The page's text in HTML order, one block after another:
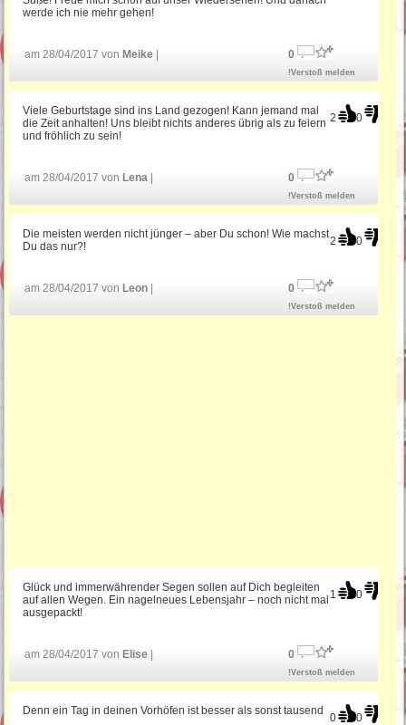
werde ich nie mehr gehen!
am 28/04/2017 von Meike 0
!Verstoß melden
2 0
Viele Geburtstage sind ins Land gezogen! Kann jemand mal
die Zeit anhalten! Uns bleibt nichts anderes übrig als zu feiern
und fröhlich zu sein!
am 28/04/2017 von Lena 0
!Verstoß melden
2 0
Die meisten werden nicht jünger – aber Du schon! Wie machst
Du das nur?!
am 28/04/2017 von Leon 0
!Verstoß melden
1 0
Glück und immerwährender Segen sollen auf Dich begleiten
auf allen Wegen. Ein nagelneues Lebensjahr – noch nicht mal
ausgepackt!
am 28/04/2017 von Elise 0
!Verstoß melden
0 0
Denn ein Tag in deinen Vorhöfen ist besser als sonst tausend